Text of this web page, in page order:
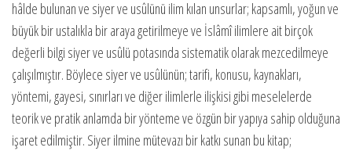
hâlde bulunan ve siyer ve usûlünü ilim kılan unsurlar; kapsamlı, yoğun ve
büyük bir ustalıkla bir araya getirilmeye ve İslâmî ilimlere ait birçok
değerli bilgi siyer ve usûlü potasında sistematik olarak mezcedilmeye
çalışılmıştır. Böylece siyer ve usûlünün; tarifi, konusu, kaynakları,
yöntemi, gayesi, sınırları ve diğer ilimlerle ilişkisi gibi meselelerde
teorik ve pratik anlamda bir yönteme ve özgün bir yapıya sahip olduğuna
işaret edilmiştir. Siyer ilmine mütevazı bir katkı sunan bu kitap;